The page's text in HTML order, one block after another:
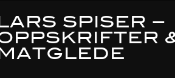
SPISER –